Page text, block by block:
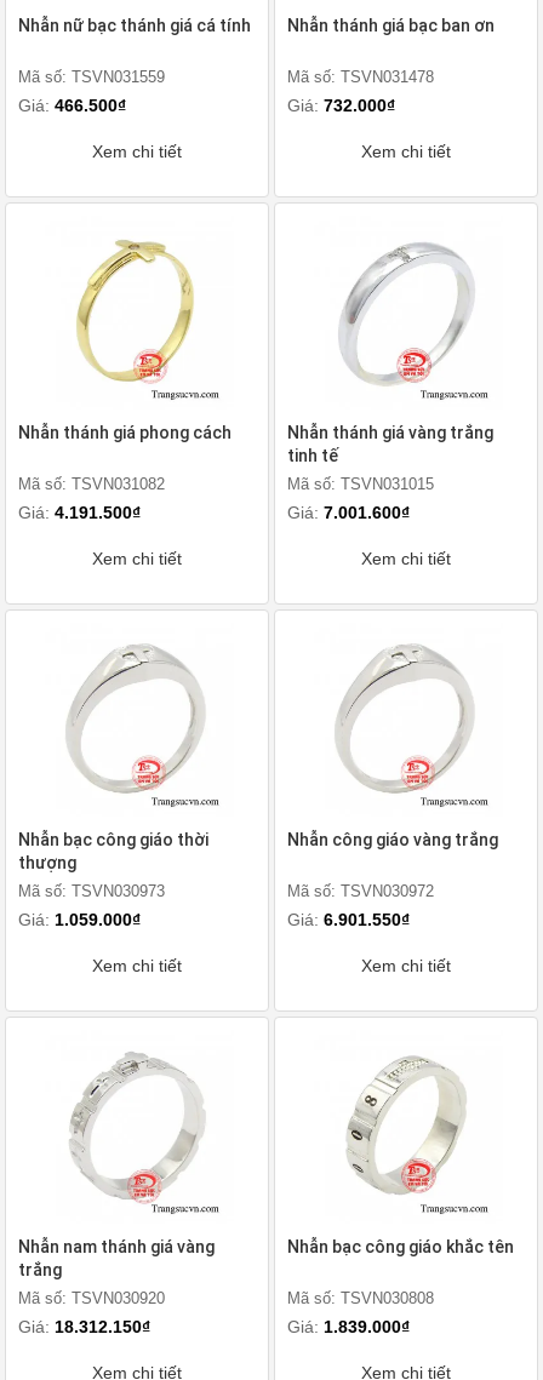
Nhẫn nữ bạc thánh giá cá tính
Mã số: TSVN031559
Giá: 466.500₫
Xem chi tiết
Nhẫn thánh giá bạc ban ơn
Mã số: TSVN031478
Giá: 732.000₫
Xem chi tiết
Nhẫn thánh giá phong cách
Mã số: TSVN031082
Giá: 4.191.500₫
Xem chi tiết
Nhẫn thánh giá vàng trắng
tinh tế
Mã số: TSVN031015
Giá: 7.001.600₫
Xem chi tiết
Nhẫn bạc công giáo thời
thượng
Mã số: TSVN030973
Giá: 1.059.000₫
Xem chi tiết
Nhẫn công giáo vàng trắng
Mã số: TSVN030972
Giá: 6.901.550₫
Xem chi tiết
Nhẫn nam thánh giá vàng
trắng
Mã số: TSVN030920
Giá: 18.312.150₫
Xem chi tiết
Nhẫn bạc công giáo khắc tên
Mã số: TSVN030808
Giá: 1.839.000₫
Xem chi tiết